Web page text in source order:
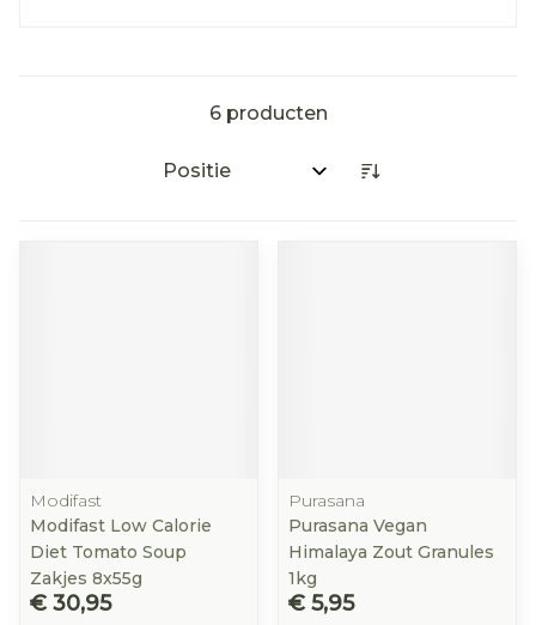
6producten
Sorteer op:
Modifast
Modifast Low Calorie
Diet Tomato Soup
Zakjes 8x55g
€ 30,95
Purasana
Purasana Vegan
Himalaya Zout Granules
1kg
€ 5,95